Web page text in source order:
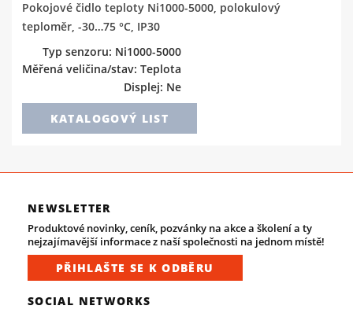
Pokojové čidlo teploty Ni1000-5000, polokulový
teploměr, -30…75 °C, IP30
Typ senzoru: Ni1000-5000
Měřená veličina/stav: Teplota
Displej: Ne
KATALOGOVÝ LIST
NEWSLETTER
Produktové novinky, ceník, pozvánky na akce a školení a ty
nejzajímavější informace z naší společnosti na jednom místě!
PŘIHLAŠTE SE K ODBĚRU
SOCIAL NETWORKS